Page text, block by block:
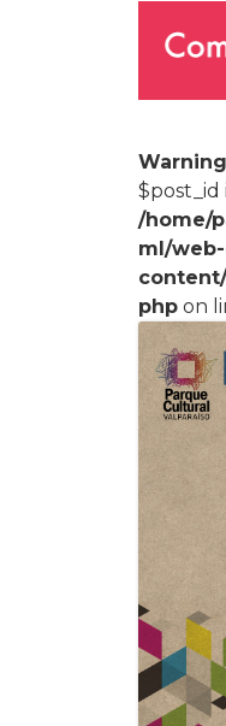
Warning
$post_id
/home/
ml/
php on